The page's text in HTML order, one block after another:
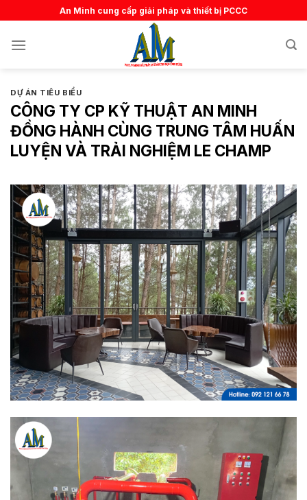
to
content
An Minh cung cấp giải pháp và thiết bị PCCC
DỰ ÁN TIÊU BIỂU
CÔNG TY CP KỸ THUẬT AN MINH
ĐỒNG HÀNH CÙNG TRUNG TÂM HUẤN
LUYỆN VÀ TRẢI NGHIỆM LE CHAMP